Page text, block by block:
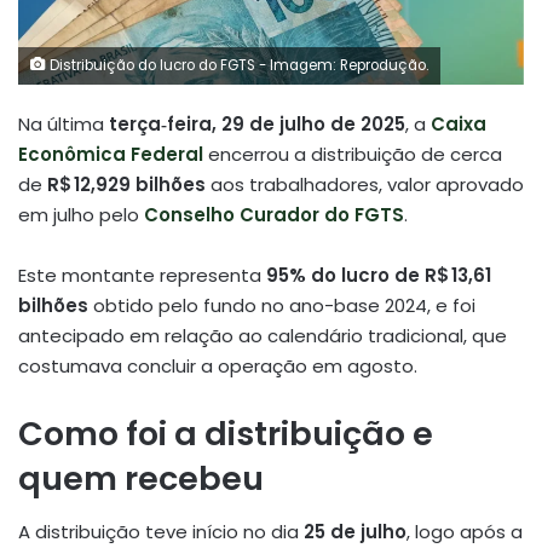
Distribuição do lucro do FGTS - Imagem: Reprodução.
Na última terça‑feira, 29 de julho de 2025, a Caixa
Econômica Federalencerrou a distribuição de cerca
de R$ 12,929 bilhões aos trabalhadores, valor aprovado
em julho pelo Conselho Curador do FGTS.
Este montante representa 95% do lucro de R$ 13,61
bilhões obtido pelo fundo no ano-base 2024, e foi
antecipado em relação ao calendário tradicional, que
costumava concluir a operação em agosto.
Como foi a distribuição e
quem recebeu
A distribuição teve início no dia 25 de julho, logo após a